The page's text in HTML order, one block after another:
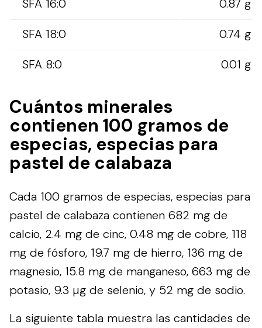
SFA 16:0
0.87 g
SFA 18:0
0.74 g
SFA 8:0
0.01 g
Cuántos minerales
contienen 100 gramos de
especias, especias para
pastel de calabaza
Cada 100 gramos de especias, especias para
pastel de calabaza contienen 682 mg de
calcio, 2.4 mg de cinc, 0.48 mg de cobre, 118
mg de fósforo, 19.7 mg de hierro, 136 mg de
magnesio, 15.8 mg de manganeso, 663 mg de
potasio, 9.3 µg de selenio, y 52 mg de sodio.
La siguiente tabla muestra las cantidades de